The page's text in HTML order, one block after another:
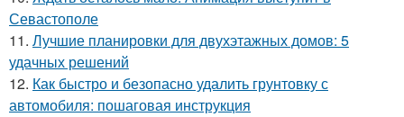
Севастополе
11. Лучшие планировки для двухэтажных домов: 5
удачных решений
12. Как быстро и безопасно удалить грунтовку с
автомобиля: пошаговая инструкция